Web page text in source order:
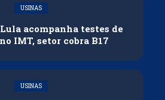
USINAS
acompanha testes de
IMT, setor cobra B17
USINAS